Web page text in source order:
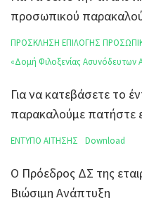
προσωπικού
ΠΡΟΣΚΛΗΣΗ ΕΠΙΛΟΓΗΣ
«Δομή Φιλοξενίας Ασυνόδευτων
Για να κατεβάσετε το
παρακαλούμε πατήστε
ΕΝΤΥΠΟ ΑΙΤΗΣΗΣ Download
Ο Πρόεδρος ΔΣ της
Βιώσιμη Ανάπτυξη